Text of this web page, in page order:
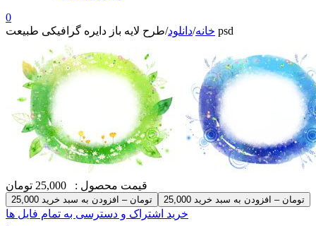
0
خانه/دانلود/ طرح لایه باز دایره گرافیکی طبیعت psd
قیمت محصول : 25,000 تومان
25,000 تومان – افزودن به سبد خرید
خرید اشتراک و دسترسی به تمام فایل ها